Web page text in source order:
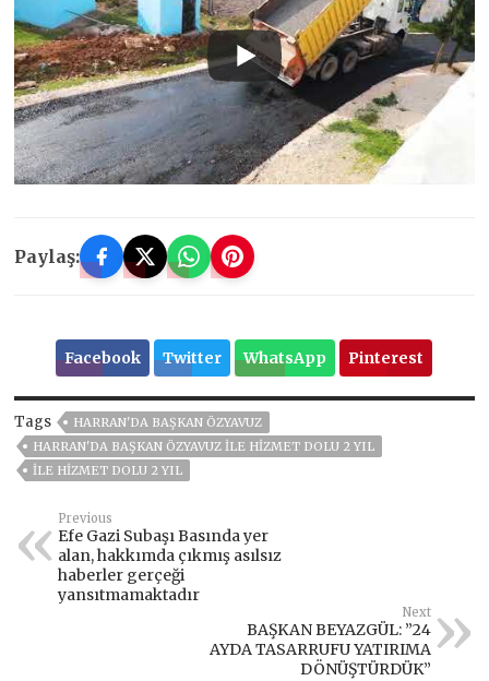
Paylaş:
Facebook Twitter WhatsApp Pinterest
Tags
HARRAN'DA BAŞKAN ÖZYAVUZ
HARRAN'DA BAŞKAN ÖZYAVUZ İLE HİZMET DOLU 2 YIL
İLE HİZMET DOLU 2 YIL
Previous
Efe Gazi Subaşı Basında yer
alan, hakkımda çıkmış asılsız
haberler gerçeği
yansıtmamaktadır
Next
BAŞKAN BEYAZGÜL: ”24
AYDA TASARRUFU YATIRIMA
DÖNÜŞTÜRDÜK”